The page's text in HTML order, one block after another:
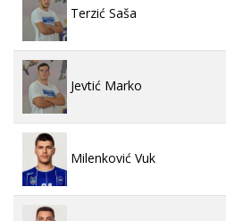
Terzić Saša
Jevtić Marko
Milenković Vuk